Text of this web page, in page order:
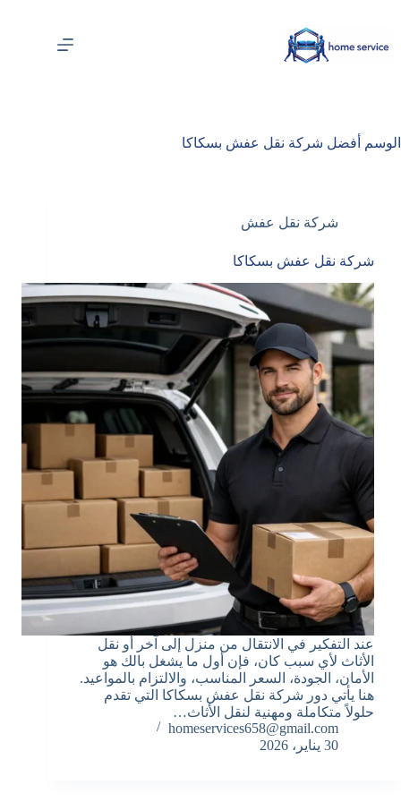
المحتوى
الوسم أفضل شركة نقل عفش بسكاكا
شركة نقل عفش
شركة نقل عفش بسكاكا
عند التفكير في الانتقال من منزل إلى آخر أو نقل
الأثاث لأي سبب كان، فإن أول ما يشغل بالك هو
الأمان، الجودة، السعر المناسب، والالتزام بالمواعيد.
هنا يأتي دور شركة نقل عفش بسكاكا التي تقدم
حلولاً متكاملة ومهنية لنقل الأثاث…
homeservices658@gmail.com
30 يناير، 2026